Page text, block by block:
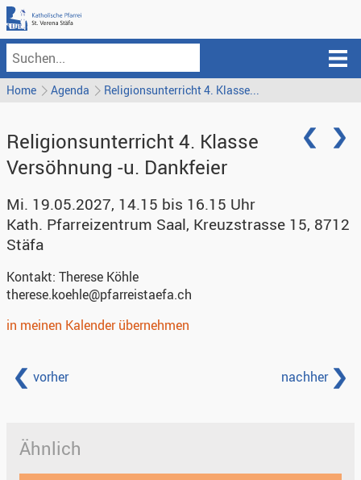
Home Agenda Religionsunterricht 4. Klasse...
Religionsunterricht 4. Klasse
Versöhnung -u. Dankfeier
Mi. 19.05.2027, 14.15 bis 16.15 Uhr
Kath. Pfarreizentrum Saal, Kreuzstrasse 15, 8712
Stäfa
Kontakt: Therese Köhle
therese.koehle@pfarreistaefa.ch
in meinen Kalender übernehmen
vorher nachher
Ähnlich